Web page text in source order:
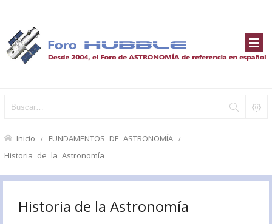
Inicio FUNDAMENTOS DE ASTRONOMÍA
Historia de la Astronomía
Historia de la Astronomía